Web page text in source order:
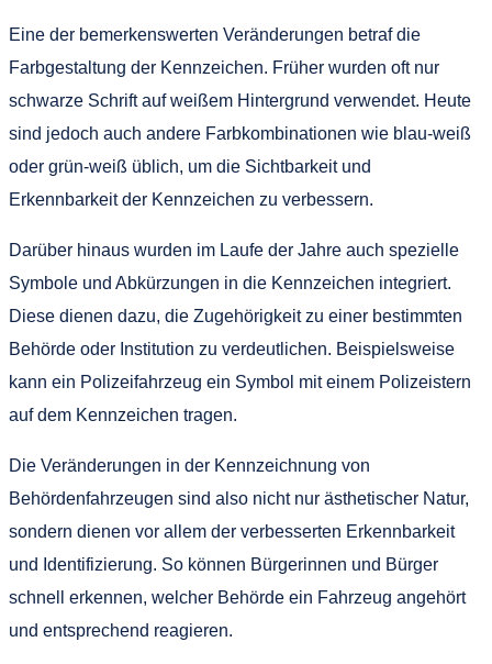
Eine der bemerkenswerten Veränderungen betraf die
Farbgestaltung der Kennzeichen. Früher wurden oft nur
schwarze Schrift auf weißem Hintergrund verwendet. Heute
sind jedoch auch andere Farbkombinationen wie blau-weiß
oder grün-weiß üblich, um die Sichtbarkeit und
Erkennbarkeit der Kennzeichen zu verbessern.
Darüber hinaus wurden im Laufe der Jahre auch spezielle
Symbole und Abkürzungen in die Kennzeichen integriert.
Diese dienen dazu, die Zugehörigkeit zu einer bestimmten
Behörde oder Institution zu verdeutlichen. Beispielsweise
kann ein Polizeifahrzeug ein Symbol mit einem Polizeistern
auf dem Kennzeichen tragen.
Die Veränderungen in der Kennzeichnung von
Behördenfahrzeugen sind also nicht nur ästhetischer Natur,
sondern dienen vor allem der verbesserten Erkennbarkeit
und Identifizierung. So können Bürgerinnen und Bürger
schnell erkennen, welcher Behörde ein Fahrzeug angehört
und entsprechend reagieren.